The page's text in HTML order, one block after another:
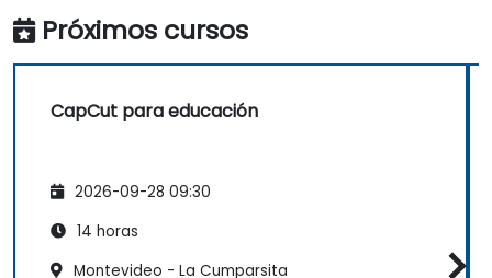
Próximos cursos
CapCut para educación
2026-09-28 09:30
14 horas
Montevideo - La Cumparsita